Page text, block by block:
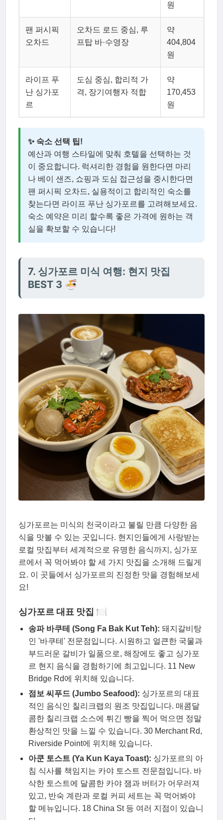
원
팬 퍼시픽
오차드
오차드 로드 중심, 루
프탑 바·수영장
약
404,804
원
라이프 푸
난 싱가포
르
도심 중심, 합리적 가
격, 장기여행자 적합
약
170,453
원
✨ 숙소 선택 팁!
예산과 여행 스타일에 맞춰 호텔을 선택하는 것
이 중요합니다. 럭셔리한 경험을 원한다면 마리
나 베이 샌즈, 쇼핑과 도심 접근성을 중시한다면
팬 퍼시픽 오차드, 실용적이고 합리적인 숙소를
찾는다면 라이프 푸난 싱가포르를 고려해보세요.
숙소 예약은 미리 할수록 좋은 가격에 원하는 객
실을 확보할 수 있습니다!
7. 싱가포르 미식 여행: 현지 맛집
BEST 3 🍜
싱가포르는 미식의 천국이라고 불릴 만큼 다양한 음
식을 맛볼 수 있는 곳입니다. 현지인들에게 사랑받는
로컬 맛집부터 세계적으로 유명한 음식까지, 싱가포
르에서 꼭 먹어봐야 할 세 가지 맛집을 소개해 드릴게
요. 이 곳들에서 싱가포르의 진정한 맛을 경험해보세
요!
싱가포르 대표 맛집 🍽
송파 바쿠테 (Song Fa Bak Kut Teh): 돼지갈비탕
인 '바쿠테' 전문점입니다. 시원하고 얼큰한 국물과
부드러운 갈비가 일품으로, 해장에도 좋고 싱가포
르 현지 음식을 경험하기에 최고입니다. 11 New
Bridge Rd에 위치해 있습니다.
점보 씨푸드 (Jumbo Seafood): 싱가포르의 대표
적인 음식인 칠리크랩의 원조 맛집입니다. 매콤달
콤한 칠리크랩 소스에 튀긴 빵을 찍어 먹으면 정말
환상적인 맛을 느낄 수 있습니다. 30 Merchant Rd,
Riverside Point에 위치해 있습니다.
아쿤 토스트 (Ya Kun Kaya Toast): 싱가포르의 아
침 식사를 책임지는 카야 토스트 전문점입니다. 바
삭한 토스트에 달콤한 카야 잼과 버터가 어우러져
있고, 반숙 계란과 로컬 커피 세트는 꼭 먹어봐야
할 메뉴입니다. 18 China St 등 여러 지점이 있습니